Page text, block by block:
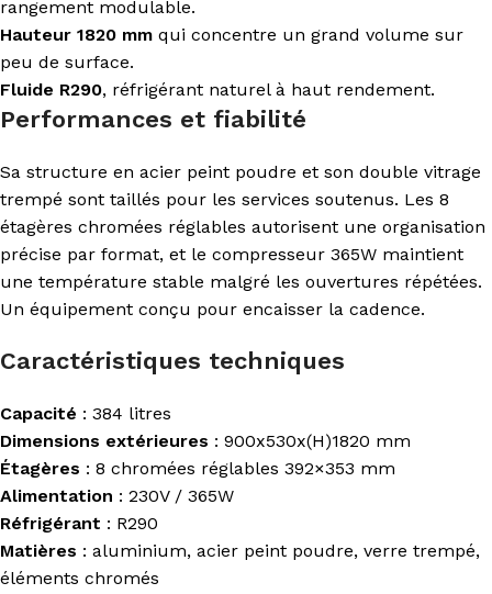
rangement modulable.
Hauteur 1820 mm qui concentre un grand volume sur
peu de surface.
Fluide R290, réfrigérant naturel à haut rendement.
Performances et fiabilité
Sa structure en acier peint poudre et son double vitrage
trempé sont taillés pour les services soutenus. Les 8
étagères chromées réglables autorisent une organisation
précise par format, et le compresseur 365W maintient
une température stable malgré les ouvertures répétées.
Un équipement conçu pour encaisser la cadence.
Caractéristiques techniques
Capacité : 384 litres
Dimensions extérieures : 900x530x(H)1820 mm
Étagères : 8 chromées réglables 392×353 mm
Alimentation : 230V / 365W
Réfrigérant : R290
Matières : aluminium, acier peint poudre, verre trempé,
éléments chromés